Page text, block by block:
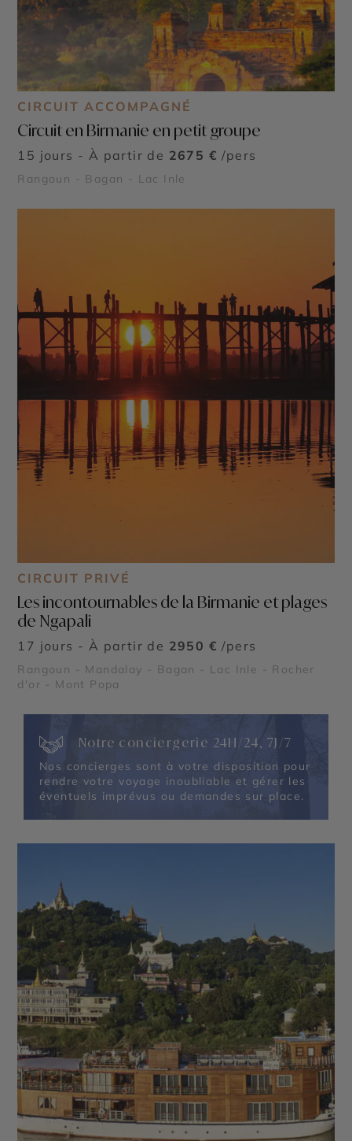
CIRCUIT ACCOMPAGNÉ
Circuit en Birmanie en petit groupe
15 jours - À partir de 2675 € /pers
Rangoun - Bagan - Lac Inle
CIRCUIT PRIVÉ
Les incontournables de la Birmanie et plages
de Ngapali
17 jours - À partir de 2950 € /pers
Rangoun - Mandalay - Bagan - Lac Inle - Rocher
d'or - Mont Popa
Notre conciergerie 24H/24, 7J/7
Nos concierges sont à votre disposition pour
rendre votre voyage inoubliable et gérer les
éventuels imprévus ou demandes sur place.